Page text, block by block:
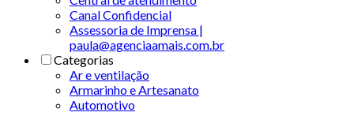
Canal Confidencial
Assessoria de Imprensa |
paula@agenciaamais.com.br
Categorias
Ar e ventilação
Armarinho e Artesanato
Automotivo